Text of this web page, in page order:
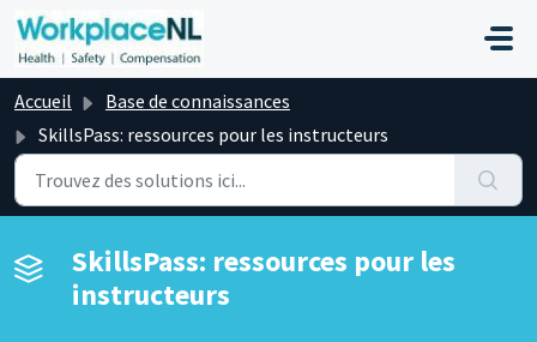
Passer au contenu principal
Accueil
Base de connaissances
SkillsPass: ressources pour les instructeurs
SkillsPass: ressources pour les
instructeurs